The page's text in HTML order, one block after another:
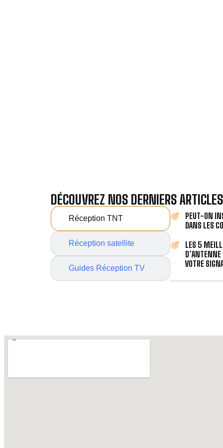
DÉCOUVREZ NOS DERNIERS
Réception TNT
Réception satellite
Guides Réception TV
PEUT-ON
DANS LES
LES 5
VOTRE